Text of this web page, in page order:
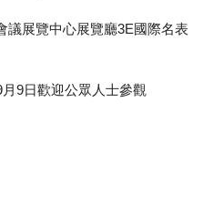
議展覽中心展覽廳3E國際名表
9日歡迎公眾人士參觀